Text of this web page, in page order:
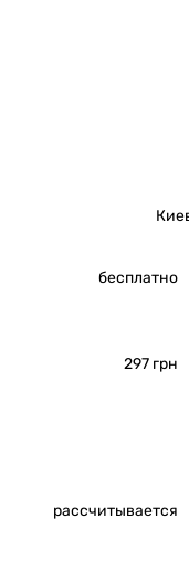
бесплатно
297 грн
рассчитывается